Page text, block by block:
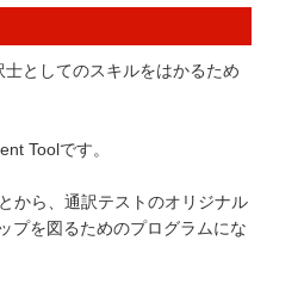
としてのスキルをはかるため
Toolです。
から、通訳テストのオリジナル
プを図るためのプログラムにな